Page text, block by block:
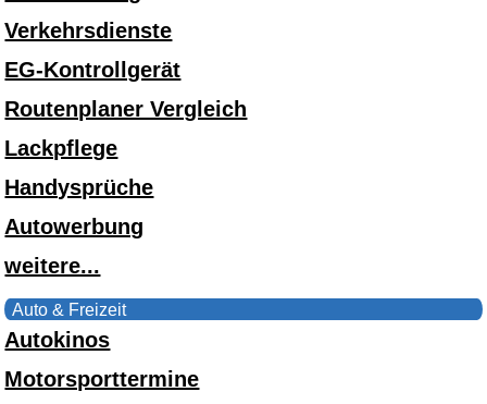
Verkehrsdienste
EG-Kontrollgerät
Routenplaner Vergleich
Lackpflege
Handysprüche
Autowerbung
weitere...
Auto & Freizeit
Autokinos
Motorsporttermine